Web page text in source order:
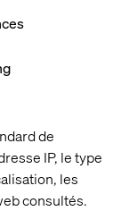
de
IP, le type
les
consultés.